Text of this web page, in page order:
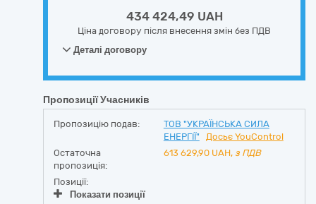
434 424,49 UAH
Ціна договору після внесення змін без ПДВ
Деталі договору
Пропозиції Учасників
Пропозицію подав:
ТОВ "УКРАЇНСЬКА СИЛА
ЕНЕРГІЇ"
Досьє YouControl
Остаточна
пропозиція:
613 629,90 UAH, з ПДВ
Позиції:
Показати позиції